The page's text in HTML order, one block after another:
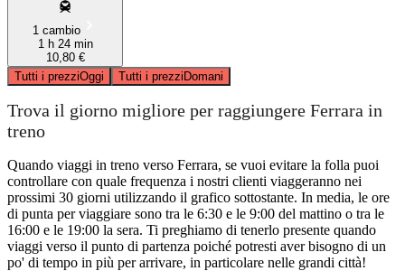
1 cambio
1 h 24 min
10,80 €
Tutti i prezziOggi Tutti i prezziDomani
Trova il giorno migliore per raggiungere Ferrara in
treno
Quando viaggi in treno verso Ferrara, se vuoi evitare la folla puoi
controllare con quale frequenza i nostri clienti viaggeranno nei
prossimi 30 giorni utilizzando il grafico sottostante. In media, le ore
di punta per viaggiare sono tra le 6:30 e le 9:00 del mattino o tra le
16:00 e le 19:00 la sera. Ti preghiamo di tenerlo presente quando
viaggi verso il punto di partenza poiché potresti aver bisogno di un
po' di tempo in più per arrivare, in particolare nelle grandi città!